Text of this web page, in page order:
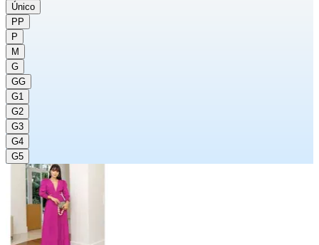
Único
PP
P
M
G
GG
G1
G2
G3
G4
G5